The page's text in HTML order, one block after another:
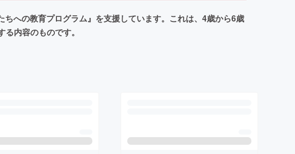
への教育プログラム』を支援しています。これは、4歳から6歳
内容のものです。